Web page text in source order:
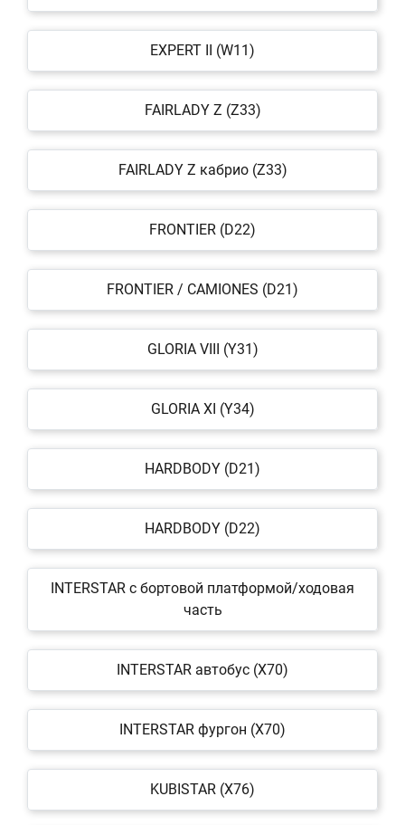
EXPERT II (W11)
FAIRLADY Z (Z33)
FAIRLADY Z кабрио (Z33)
FRONTIER (D22)
FRONTIER / CAMIONES (D21)
GLORIA VIII (Y31)
GLORIA XI (Y34)
HARDBODY (D21)
HARDBODY (D22)
INTERSTAR c бортовой платформой/ходовая
часть
INTERSTAR автобус (X70)
INTERSTAR фургон (X70)
KUBISTAR (X76)